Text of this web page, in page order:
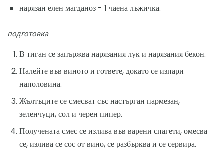
нарязан елен магданоз - 1 чаена лъжичка.
подготовка
В тиган се запържва нарязания лук и нарязания бекон.
Налейте във виното и гответе, докато се изпари
наполовина.
Жълтъците се смесват със настърган пармезан,
зеленчуци, сол и черен пипер.
Получената смес се излива във варени спагети, омесва
се, излива се сос от вино, се разбърква и се сервира.